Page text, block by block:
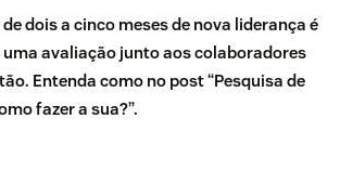
dois a cinco meses de nova liderança é
avaliação junto aos colaboradores
Entenda como no post “Pesquisa de
fazer a sua?”.